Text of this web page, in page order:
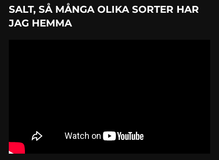
SALT, SÅ MÅNGA OLIKA SORTER HAR
JAG HEMMA